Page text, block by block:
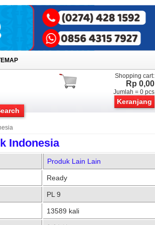
Shopping cart:
Rp 0,00
Jumlah = 0 pcs
Keranjang
Indonesia
Produk Lain Lain
Ready
PL 9
13589 kali